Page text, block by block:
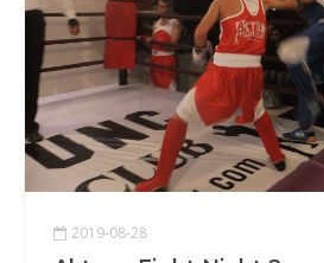
2019-08-28